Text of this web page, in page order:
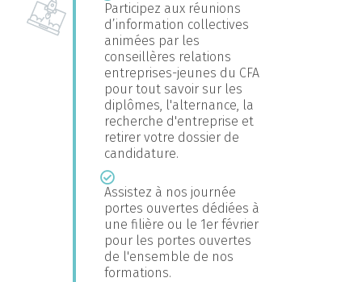
Participez aux réunions
d’information collectives
animées par les
conseillères relations
entreprises-jeunes du CFA
pour tout savoir sur les
diplômes, l'alternance, la
recherche d'entreprise et
retirer votre dossier de
candidature.
Assistez à nos journée
portes ouvertes dédiées à
une filière ou le 1er février
pour les portes ouvertes
de l'ensemble de nos
formations.